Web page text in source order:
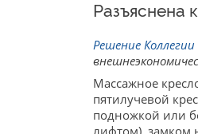
Разъяснена
Решение
Массажное
пятилучевой
подножкой или
лифтом), замком